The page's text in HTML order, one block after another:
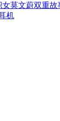
女莫文蔚双重故
机